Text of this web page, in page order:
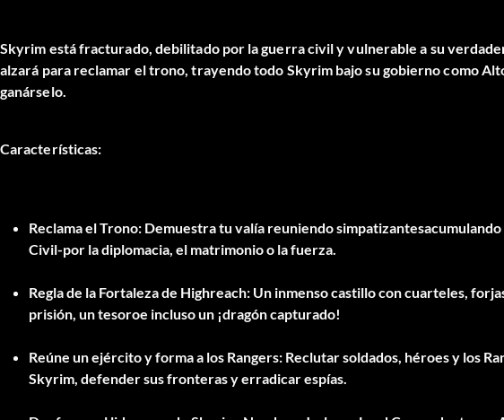
Skyrim está fracturado, debilitado por la guerra civil y vulnerable a su
alzará para reclamar el trono, trayendo todo Skyrim bajo su gobierno como
ganárselo.
Características:
Reclama el Trono: Demuestra tu valía reuniendosimpatizantesacumulando
Civil-por la diplomacia, el matrimonio o la fuerza.
Regla de la Fortaleza de Highreach: Un inmenso castillo concuarteles,
prisión, un tesoroe incluso un ¡dragón capturado!
Reúne un ejército y forma a los Rangers: Reclutarsoldados, héroes y los
Skyrim, defender sus fronteras y erradicar espías.